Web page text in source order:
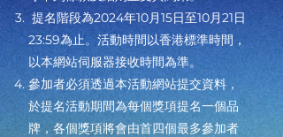
提名階段為2024年10月15日至10月21日
23:59為止。活動時間以香港標準時間，
以本網站伺服器接收時間為準。
參加者必須透過本活動網站提交資料，
於提名活動期間為每個獎項提名一個品
牌，各個獎項將會由首四個最多參加者